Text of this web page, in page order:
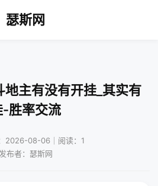
瑟斯网
主有没有开挂_其实有
-胜率交流
2026-08-06｜阅读：1
发布者：瑟斯网